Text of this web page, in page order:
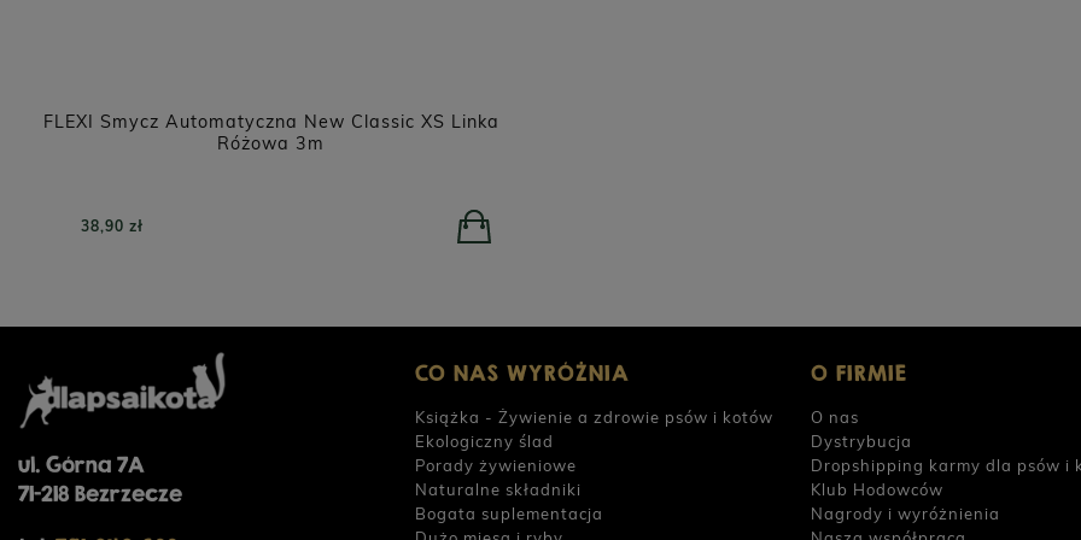
FLEXI Smycz Automatyczna New Classic XS Linka
Różowa 3m
38,90 zł
ul. Górna 7A
71-218 Bezrzecze
CO NAS WYRÓŻNIA
Książka - Żywienie a zdrowie psów i kotów
Ekologiczny ślad
Porady żywieniowe
Naturalne składniki
Bogata suplementacja
O FIRMIE
O nas
Dystrybucja
Dropshipping karmy dla psów i
Klub Hodowców
Nagrody i wyróżnienia